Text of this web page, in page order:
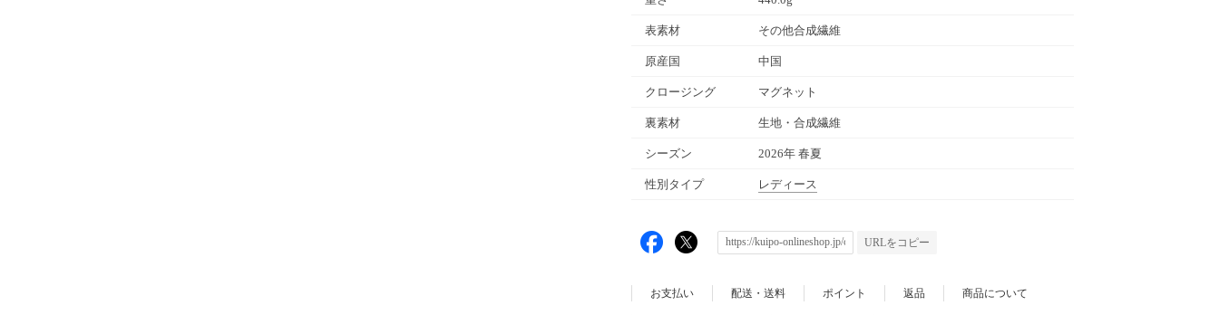
表素材 その他合成繊維
原産国 中国
クロージング マグネット
裏素材 生地・合成繊維
シーズン 2026年 春夏
性別タイプ レディース
URLをコピー
お支払い 配送・送料 ポイント 返品 商品について